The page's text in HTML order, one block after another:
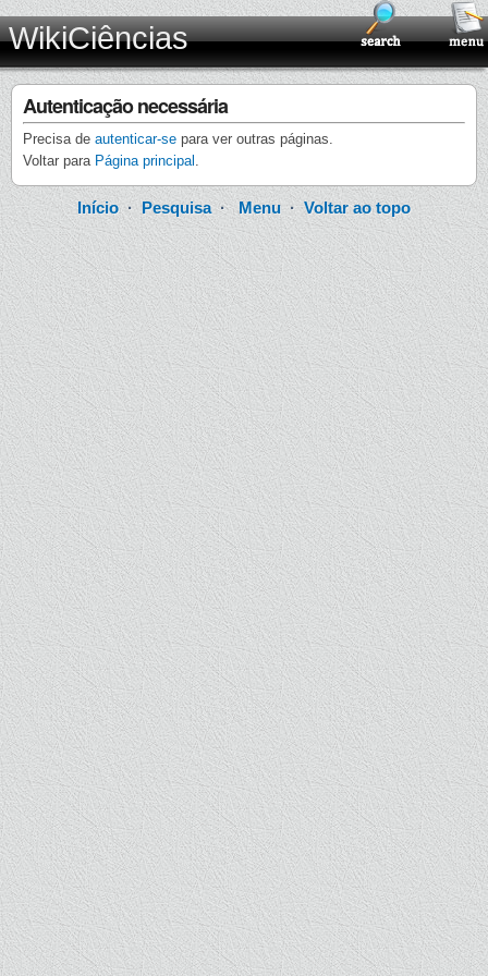
WikiCiências
Autenticação necessária
Precisa de autenticar-se para ver outras páginas.
Voltar para Página principal .
Início · Pesquisa·Menu ·Voltar ao topo